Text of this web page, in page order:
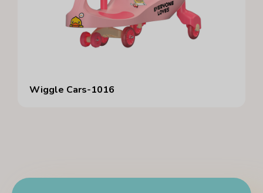
Wiggle Cars-1016